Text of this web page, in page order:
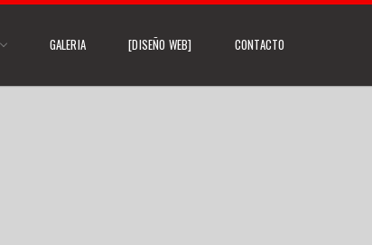
GALERIA [DISEÑO WEB] CONTACTO